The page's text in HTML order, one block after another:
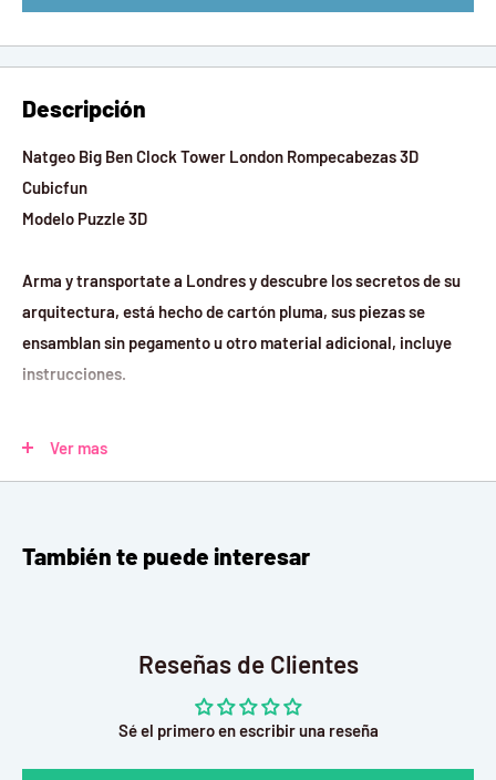
Descripción
Natgeo Big Ben Clock Tower London Rompecabezas 3D
Cubicfun
Modelo Puzzle 3D
Arma y transportate a Londres y descubre los secretos de su
arquitectura, está hecho de cartón pluma, sus piezas se
ensamblan sin pegamento u otro material adicional, incluye
instrucciones.
EDAD RECOMENDADA: 10+
Ver mas
También te puede interesar
Reseñas de Clientes
Sé el primero en escribir una reseña